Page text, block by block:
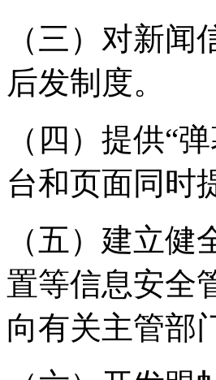
（三）对新
后发制度。
（四）提供“
台和页面同时
（五）建立
置等信息安全
向有关主管部